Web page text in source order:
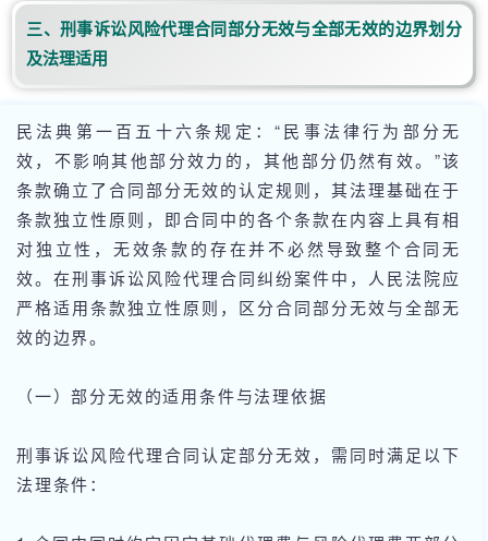
三、刑事诉讼风险代理合同部分无效与全部无效的边界划分
及法理适用
民法典第一百五十六条规定：“民事法律行为部分无
效，不影响其他部分效力的，其他部分仍然有效。”该
条款确立了合同部分无效的认定规则，其法理基础在于
条款独立性原则，即合同中的各个条款在内容上具有相
对独立性，无效条款的存在并不必然导致整个合同无
效。在刑事诉讼风险代理合同纠纷案件中，人民法院应
严格适用条款独立性原则，区分合同部分无效与全部无
效的边界。
（一）部分无效的适用条件与法理依据
刑事诉讼风险代理合同认定部分无效，需同时满足以下
法理条件：